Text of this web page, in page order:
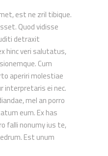
est ne zril tibique.
Quod vidisse
detraxit
hinc veri salutatus,
Cum
aperiri molestiae
interpretaris ei nec.
mel an porro
eum. Ex has
falli nonumy ius te,
Est unum